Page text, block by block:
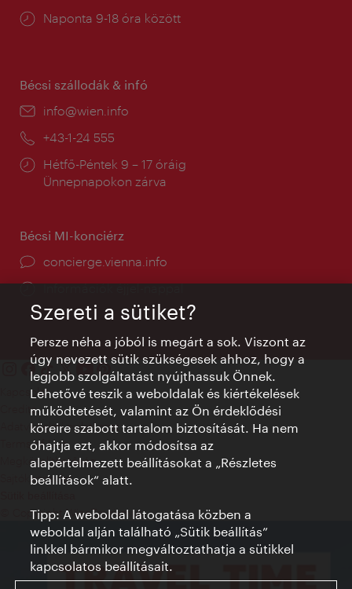
Nyitva
Naponta 9-18 óra között
Bécsi szállodák & infó
E-
info@wien.info
Telefon:
+43-1-24 555
Nyitva
tartás:
Hétfő-Péntek 9 – 17 óráig
Ünnepnapokon zárva
Bécsi MI-konciérz
concierge.vienna.info
Információk éjjel-nappal
Kapcsolat
Credits
Adatvédelmi nyilatkozat
Terms of Use
Megközelíthetőség
Sajtókapcsolat
© Copyright WienTourismus
Szereti a sütiket?
Persze néha a jóból is megárt a sok. Viszont az
úgy nevezett sütik szükségesek ahhoz, hogy a
legjobb szolgáltatást nyújthassuk Önnek.
Lehetővé teszik a weboldalak és kiértékelések
működtetését, valamint az Ön érdeklődési
köreire szabott tartalom biztosítását. Ha nem
óhajtja ezt, akkor módosítsa az
alapértelmezett beállításokat a „Részletes
beállítások“ alatt.
Tipp: A weboldal látogatása közben a
weboldal alján található „Sütik beállítás”
linkkel bármikor megváltoztathatja a sütikkel
kapcsolatos beállításait.